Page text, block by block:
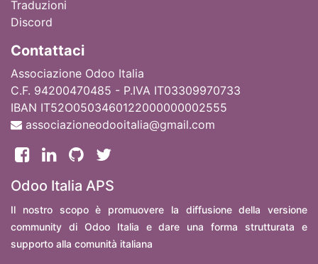
Traduzioni
Discord
Contattaci
Associazione Odoo Italia
C.F. 94200470485 - P.IVA IT03309970733
IBAN IT52O0503460122000000002555
associazioneodooitalia@gmail.com
Odoo Italia APS
Il nostro scopo è promuovere la diffusione della versione
community di Odoo Italia e dare una forma strutturata e
supporto alla comunità italiana